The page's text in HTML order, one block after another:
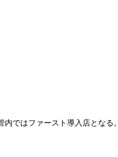
ではファースト導入店となる。